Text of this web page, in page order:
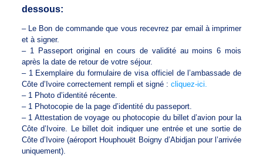
dessous:
– Le Bon de commande que vous recevrez par email à imprimer
et à signer.
– 1 Passeport original en cours de validité au moins 6 mois
après la date de retour de votre séjour.
– 1 Exemplaire du formulaire de visa officiel de l’ambassade de
Côte d’Ivoire correctement rempli et signé : cliquez-ici.
– 1 Photo d’identité récente.
– 1 Photocopie de la page d’identité du passeport.
– 1 Attestation de voyage ou photocopie du billet d’avion pour la
Côte d’Ivoire. Le billet doit indiquer une entrée et une sortie de
Côte d’Ivoire (aéroport Houphouët Boigny d’Abidjan pour l’arrivée
uniquement).